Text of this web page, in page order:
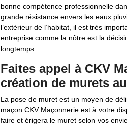
bonne compétence professionnelle
grande résistance envers les eaux
l’extérieur de l’habitat, il est très
entreprise comme la nôtre est la
longtemps.
Faites appel à CKV
création de murets
La pose de muret est un moyen de
maçon CKV Maçonnerie est à votre
faire et érigera le muret selon vos